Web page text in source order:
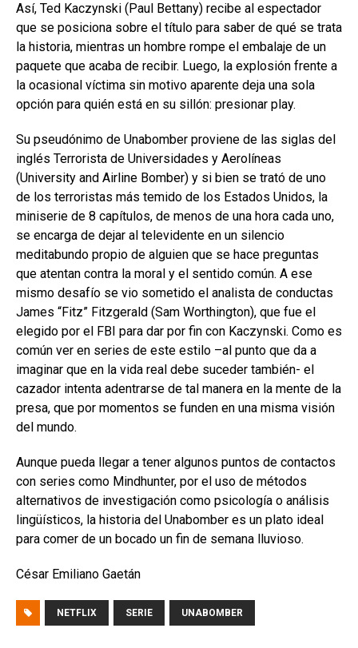
Así, Ted Kaczynski (Paul Bettany) recibe al espectador
que se posiciona sobre el título para saber de qué se trata
la historia, mientras un hombre rompe el embalaje de un
paquete que acaba de recibir. Luego, la explosión frente a
la ocasional víctima sin motivo aparente deja una sola
opción para quién está en su sillón: presionar play.
Su pseudónimo de Unabomber proviene de las siglas del
inglés Terrorista de Universidades y Aerolíneas
(University and Airline Bomber) y si bien se trató de uno
de los terroristas más temido de los Estados Unidos, la
miniserie de 8 capítulos, de menos de una hora cada uno,
se encarga de dejar al televidente en un silencio
meditabundo propio de alguien que se hace preguntas
que atentan contra la moral y el sentido común. A ese
mismo desafío se vio sometido el analista de conductas
James “Fitz” Fitzgerald (Sam Worthington), que fue el
elegido por el FBI para dar por fin con Kaczynski. Como es
común ver en series de este estilo –al punto que da a
imaginar que en la vida real debe suceder también- el
cazador intenta adentrarse de tal manera en la mente de la
presa, que por momentos se funden en una misma visión
del mundo.
Aunque pueda llegar a tener algunos puntos de contactos
con series como Mindhunter, por el uso de métodos
alternativos de investigación como psicología o análisis
lingüísticos, la historia del Unabomber es un plato ideal
para comer de un bocado un fin de semana lluvioso.
César Emiliano Gaetán
NETFLIX SERIE UNABOMBER